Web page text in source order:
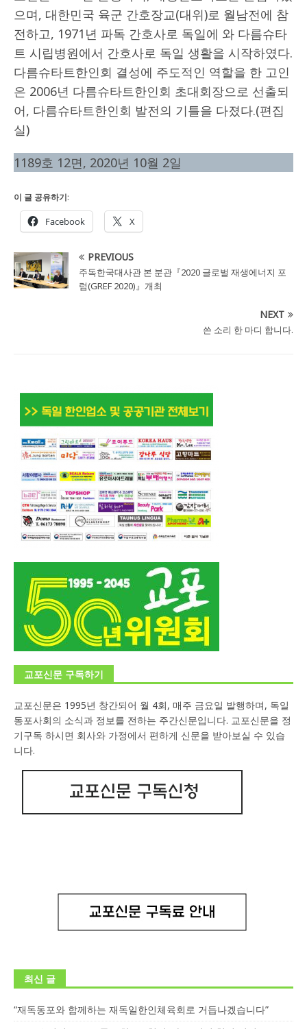
으며, 대한민국 육군 간호장교(대위)로 월남전에 참
전하고, 1971년 파독 간호사로 독일에 와 다름슈타
트 시립병원에서 간호사로 독일 생활을 시작하였다.
다름슈타트한인회 결성에 주도적인 역할을 한 고인
은 2006년 다름슈타트한인회 초대회장으로 선출되
어, 다름슈타트한인회 발전의 기틀을 다졌다.(편집
실)
1189호 12면, 2020년 10월 2일
이 글 공유하기:
Facebook X
PREVIOUS
주독한국대사관 본 분관『2020 글로벌 재생에너지 포
럼(GREF 2020)』개최
NEXT
쓴 소리 한 마디 합니다.
교포신문 구독하기
교포신문은 1995년 창간되어 월 4회, 매주 금요일 발행하며, 독일
동포사회의 소식과 정보를 전하는 주간신문입니다. 교포신문을 정
기구독 하시면 회사와 가정에서 편하게 신문을 받아보실 수 있습
니다.
최신 글
“재독동포와 함께하는 재독일한인체육회로 거듭나겠습니다”